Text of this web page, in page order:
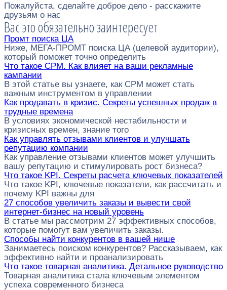
Пожалуйста, сделайте доброе дело - расскажите
друзьям о нас
Вас это обязательно заинтересует
Промт поиска ЦА
Ниже, МЕГА-ПРОМТ поиска ЦА (целевой аудитории),
который поможет точно определить
Что такое CPM. Как влияет на ваши рекламные
кампании
В этой статье вы узнаете, как CPM может стать
важным инструментом в управлении
Как продавать в кризис. Секреты успешных продаж в
трудные времена
В условиях экономической нестабильности и
кризисных времен, знание того
Как управлять отзывами клиентов и улучшать
репутацию компании
Как управление отзывами клиентов может улучшить
вашу репутацию и стимулировать рост бизнеса?
Что такое KPI. Секреты расчета ключевых показателей
Что такое KPI, ключевые показатели, как рассчитать и
почему KPI важны для
27 способов увеличить заказы и вывести свой
интернет-бизнес на новый уровень
В статье мы рассмотрим 27 эффективных способов,
которые помогут вам увеличить заказы.
Способы найти конкурентов в вашей нише
Занимаетесь поиском конкурентов? Рассказываем, как
эффективно найти и проанализировать
Что такое товарная аналитика. Детальное руководство
Товарная аналитика стала ключевым элементом
успеха современного бизнеса